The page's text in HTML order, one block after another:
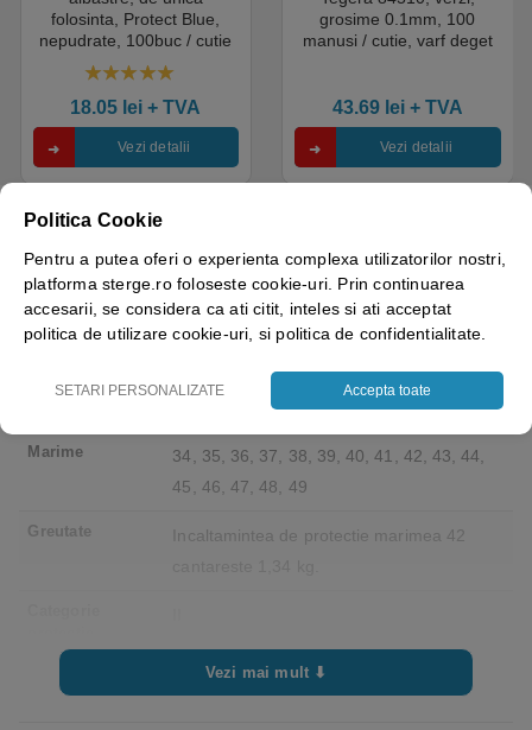
folosinta, Protect Blue,
nepudrate, 100buc / cutie
pentru medical, HoReCa,
saloane si domeniul
industrial, calitate premium
18.05 lei + TVA
Vezi detalii
grosime 0.1mm, 100
manusi / cutie, varf deget
43.69 lei+ TVA
Vezi detalii
Greutate 1.34 kg
Brand Coverguard – Ganteline
Tip bombeu (
Bombeu Metalic
Marime
34, 35, 36, 37, 38, 39, 40, 41, 42, 43, 44,
45, 46, 47, 48, 49
Greutate
Incaltamintea de protectie marimea 42
Vezi mai mult ⬇
Politica Cookie
Pentru a putea oferi o experienta complexa utilizatorilor nostri,
platforma sterge.ro foloseste cookie-uri. Prin continuarea
accesarii, se considera ca ati citit, inteles si ati acceptat
politica de utilizare cookie-uri, si politica de confidentialitate.
SETARI PERSONALIZATE Accepta toate